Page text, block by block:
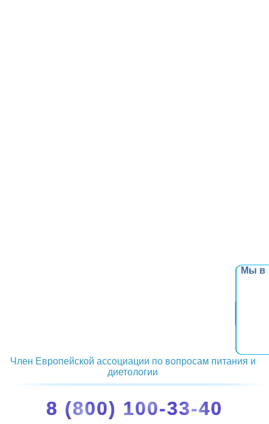
Мы в
Член Европейской ассоциации по вопросам питания и
диетологии
8 (800) 100-33-40